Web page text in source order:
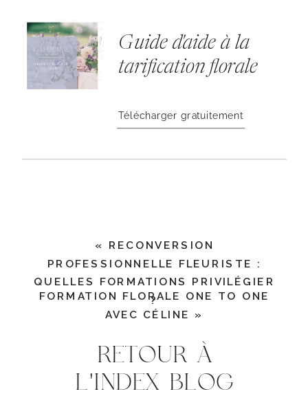
Télécharger gratuitement
Guide d'aide à la
tarification florale
« RECONVERSION
PROFESSIONNELLE FLEURISTE :
QUELLES FORMATIONS PRIVILÉGIER
?
FORMATION FLORALE ONE TO ONE
AVEC CÉLINE
»
RETOUR À
L'INDEX BLOG